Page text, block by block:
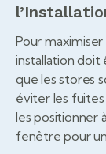
Pour
installation doit
que les stores
éviter les
les positionner
fenêtre pour